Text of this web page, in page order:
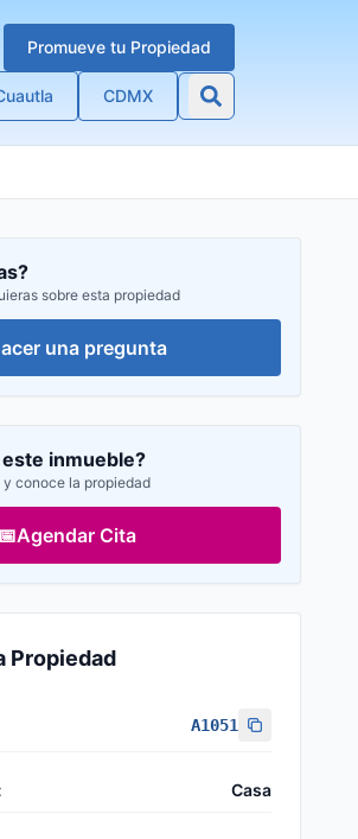
Promueve tu Propiedad
CDMX
sobre esta propiedad
una pregunta
inmueble?
conoce la propiedad
📅Agendar Cita
Propiedad
A1051
Casa